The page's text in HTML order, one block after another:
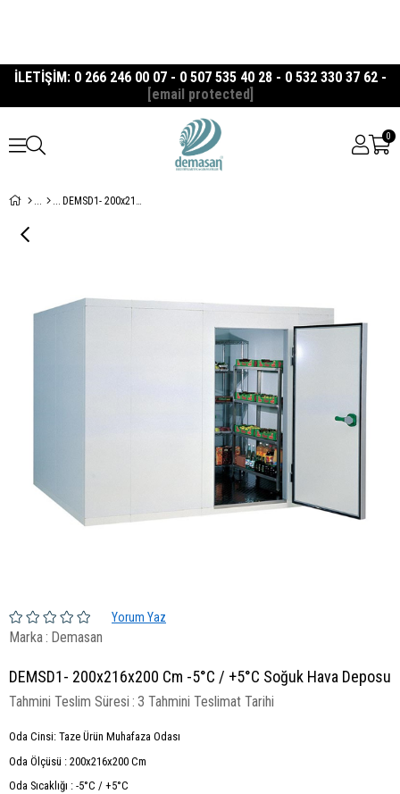
İLETİŞİM: 0 266 246 00 07 - 0 507 535 40 28 - 0 532 330 37 62 -
[email protected]
0
DEMSD1- 200x216x200 Cm -5°C / +5°C Soğuk Hava Deposu
Yorum Yaz
Marka: Demasan
DEMSD1- 200x216x200 Cm -5°C / +5°C Soğuk Hava Deposu
Tahmini Teslim Süresi : 3 Tahmini Teslimat Tarihi
Oda Cinsi: Taze Ürün Muhafaza Odası
Oda Ölçüsü : 200x216x200 Cm
Oda Sıcaklığı : -5°C / +5°C